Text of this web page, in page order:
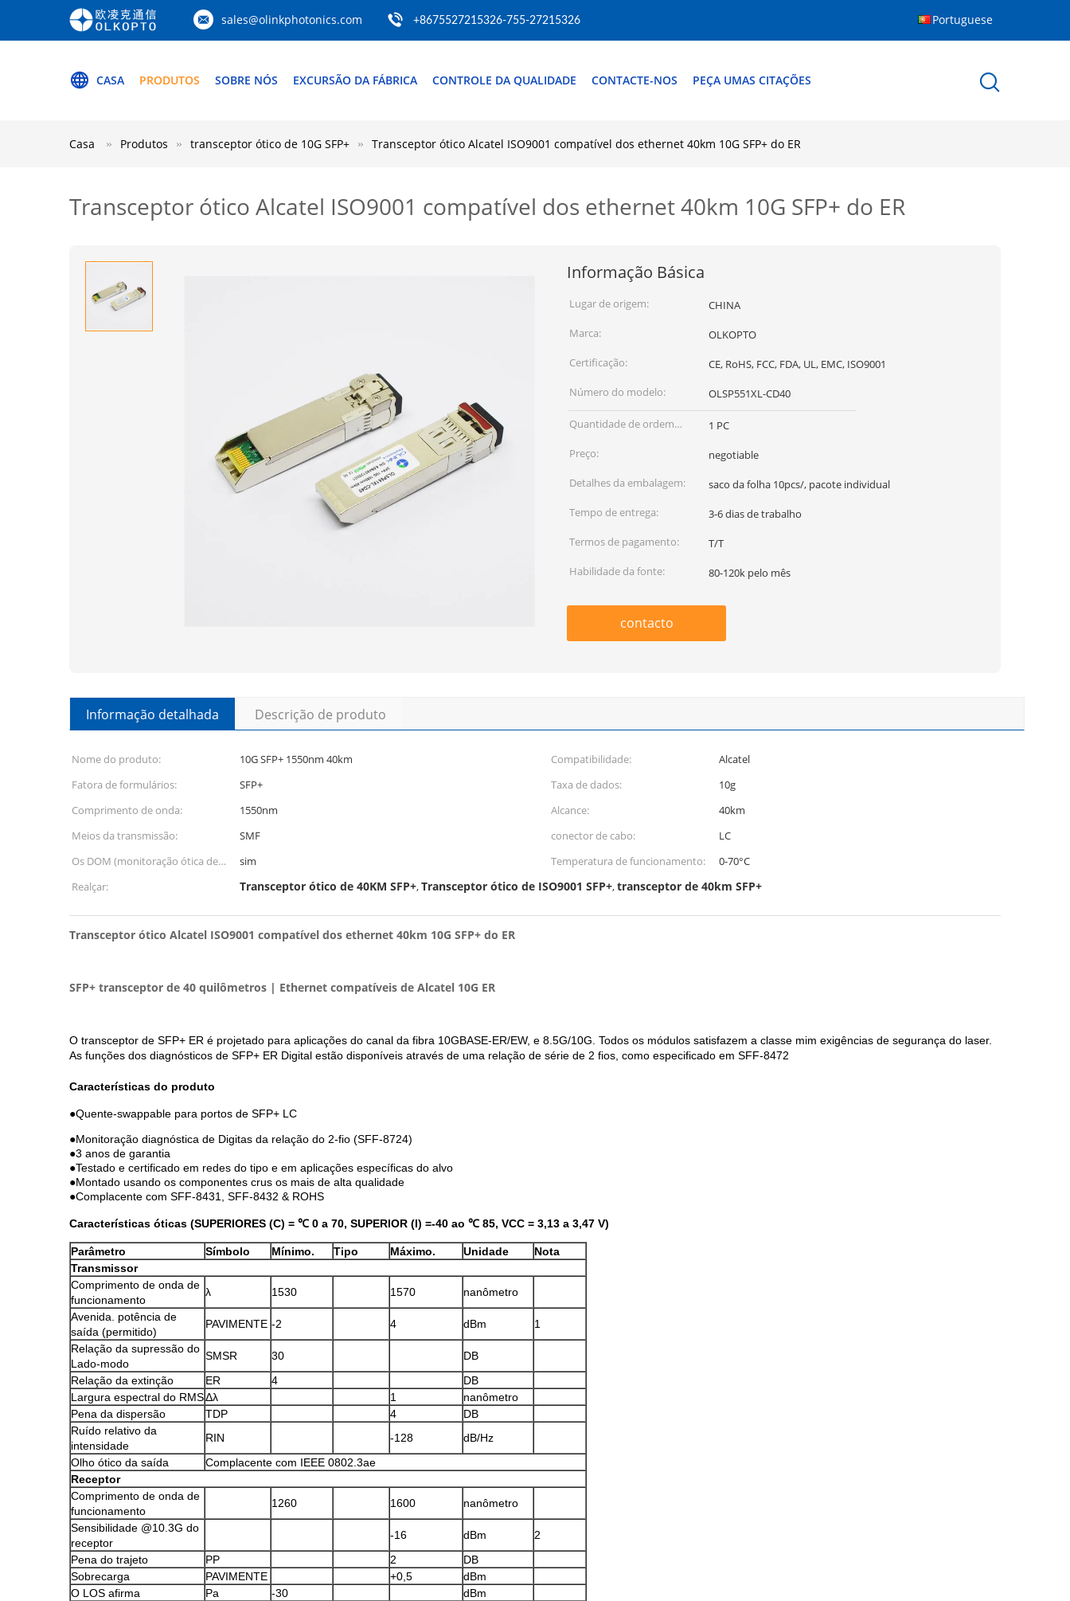
sales@olinkphotonics.com +8675527215326-755-27215326 Portuguese
CASA PRODUTOS SOBRE NÓS EXCURSÃO DA FÁBRICA CONTROLE DA QUALIDADE CONTACTE-NOS PEÇA UMAS CITAÇÕES
Casa Produtos transceptor ótico de 10G SFP+ Transceptor ótico Alcatel ISO9001 compatível dos ethernet 40km 10G SFP+ do ER
Transceptor ótico Alcatel ISO9001 compatível dos ethernet 40km 10G SFP+ do ER
Informação Básica
Lugar de origem:
CHINA
Marca:
OLKOPTO
Certificação:
CE, RoHS, FCC, FDA, UL, EMC, ISO9001
Número do modelo:
OLSP551XL-CD40
Quantidade de ordem
mínima:
1 PC
Preço:
negotiable
Detalhes da embalagem:
saco da folha 10pcs/, pacote individual
Tempo de entrega:
3-6 dias de trabalho
Termos de pagamento:
T/T
Habilidade da fonte:
80-120k pelo mês
contacto
Informação detalhada Descrição de produto
Nome do produto: 10G SFP+ 1550nm 40km Compatibilidade:
Alcatel
Fatora de formulários:
SFP+ Taxa de dados:
10g
Comprimento de onda:
1550nm Alcance:
40km
Meios da transmissão:
SMF conector de cabo:
LC
Os DOM (monitoração ótica de
Digitas):
sim Temperatura de funcionamento:
0-70°C
Realçar:
Transceptor ótico de 40KM SFP+,Transceptor ótico de ISO9001 SFP+,transceptor de 40km SFP+
Transceptor ótico Alcatel ISO9001 compatível dos ethernet 40km 10G SFP+ do ER
SFP+ transceptor de 40 quilômetros | Ethernet compatíveis de Alcatel 10G ER
O transceptor de SFP+ ER é projetado para aplicações do canal da fibra 10GBASE-ER/EW, e 8.5G/10G. Todos os módulos satisfazem a classe mim exigências de segurança do laser.
As funções dos diagnósticos de SFP+ ER Digital estão disponíveis através de uma relação de série de 2 fios, como especificado em SFF-8472
Características do produto
●Quente-swappable para portos de SFP+ LC
●Monitoração diagnóstica de Digitas da relação do 2-fio (SFF-8724)
●3 anos de garantia
●Testado e certificado em redes do tipo e em aplicações específicas do alvo
●Montado usando os componentes crus os mais de alta qualidade
●Complacente com SFF-8431, SFF-8432 & ROHS
Características óticas (SUPERIORES (C) = ℃ 0 a 70, SUPERIOR (I) =-40 ao ℃ 85, VCC = 3,13 a 3,47 V)
Parâmetro Símbolo Mínimo. Tipo Máximo. Unidade
Nota
Transmissor
Comprimento de onda de
funcionamento
λ 1530 1570
nanômetro
Avenida. potência de
saída (permitido)
PAVIMENTE -2 4 dBm
1
Relação da supressão do
Lado-modo
SMSR 30
DB
Relação da extinção
ER 4
DB
Largura espectral do RMSΔλ 1
nanômetro
Pena da dispersão
TDP 4
DB
Ruído relativo da
intensidade
RIN -128
dB/Hz
Olho ótico da saída
Complacente com IEEE 0802.3ae
Receptor
Comprimento de onda de
funcionamento
1260 1600
nanômetro
Sensibilidade @10.3G do
receptor
-16 dBm
2
Pena do trajeto
PP 2
DB
Sobrecarga
PAVIMENTE +0,5
dBm
O LOS afirma
Pa -30
dBm